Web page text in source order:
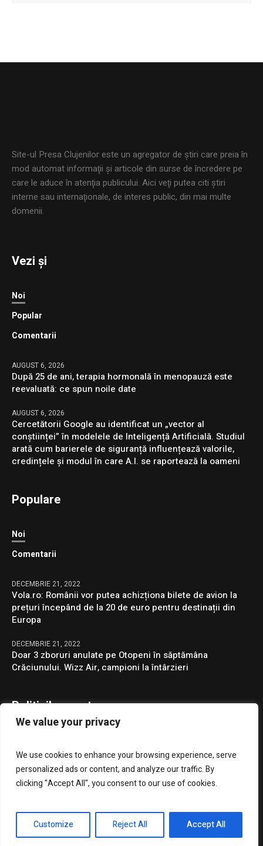
We value your privacy
We use cookies to enhance your browsing experience, serve
personalized ads or content, and analyze our traffic. By
clicking "Accept All", you consent to our use of cookies.
Customize Reject All Accept All
Site-ul Presa Clujenilor este un agregator de ştiri care preia în
mod automat informaţii şi articole din surse de încredere pe
care le aduce în atenţia publicului. Aici veţi putea citi ştiri
interne sau internaţionale, de interes public, din mai multe
domenii.
Vezi și
Noi
Popular
Comentarii
AUGUST 6, 2026
După 25 de ani, terapia hormonală în menopauză este
reevaluată: ce spun noile date
AUGUST 6, 2026
Cercetătorii Google au identificat un „vector al
conștiinței” în modelele de Inteligență Artificială. Studiul
arată cum barierele de siguranță influențează valorile,
credințele și modul în care A.I. se raportează la oameni
Populare
Noi
Comentarii
DECEMBRIE 21, 2022
Vola.ro: Românii vor putea achizționa bilete de avion la
prețuri începând de la 20 de euro pentru destinații din
Europa
DECEMBRIE 21, 2022
Doar 3 zboruri anulate pe Otopeni în săptămâna
Crăciunului. Wizz Air, campioni la întârzieri
Politicile noastre
GDPR
Presa Clujenilor © 2023 / Toate drepturile rezervate